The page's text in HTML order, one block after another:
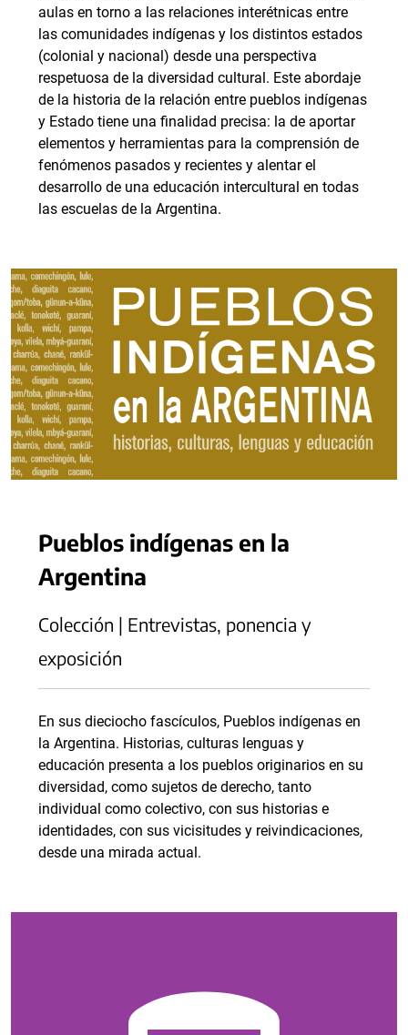
aulas en torno a las relaciones interétnicas entre
las comunidades indígenas y los distintos estados
(colonial y nacional) desde una perspectiva
respetuosa de la diversidad cultural. Este abordaje
de la historia de la relación entre pueblos indígenas
y Estado tiene una finalidad precisa: la de aportar
elementos y herramientas para la comprensión de
fenómenos pasados y recientes y alentar el
desarrollo de una educación intercultural en todas
las escuelas de la Argentina.
Pueblos indígenas en la
Argentina
Colección | Entrevistas, ponencia y
exposición
En sus dieciocho fascículos, Pueblos indígenas en
la Argentina. Historias, culturas lenguas y
educación presenta a los pueblos originarios en su
diversidad, como sujetos de derecho, tanto
individual como colectivo, con sus historias e
identidades, con sus vicisitudes y reivindicaciones,
desde una mirada actual.